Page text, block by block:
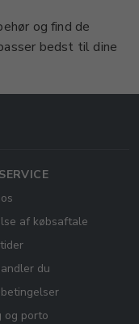
og find de
bedst til dine
af købsaftale
du
og porto